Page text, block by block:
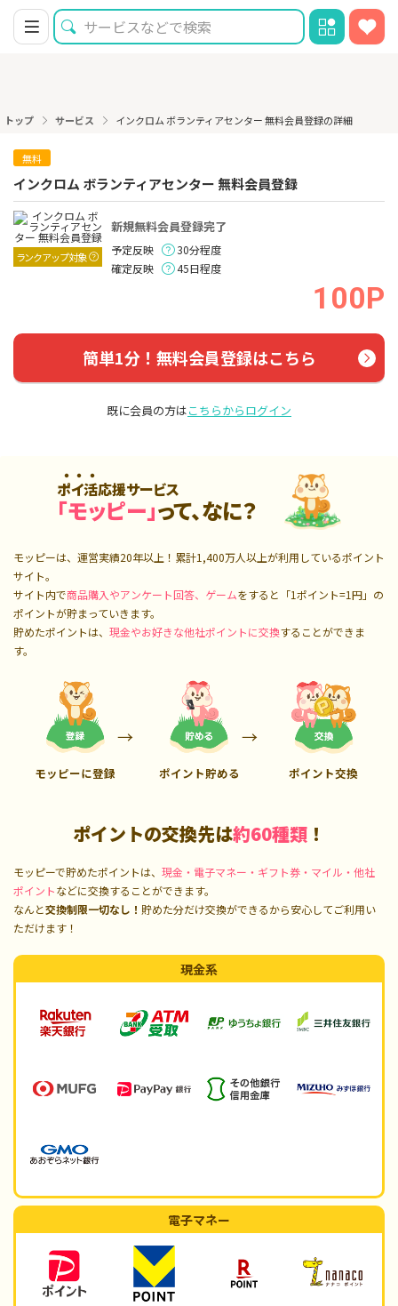
トップ サービス インクロム ボランティアセンター 無料会員登録の詳細
無料
インクロム ボランティアセンター 無料会員登録
ランクアップ対象
新規無料会員登録完了
予定反映
30分程度
確定反映
45日程度
100P
簡単1分！無料会員登録はこちら
既に会員の方はこちらからログイン
ポイ活応援サービス
「モッピー」って、なに？
モッピーは、運営実績20年以上！累計1,400万人以上が利用しているポイント
サイト。
サイト内で商品購入やアンケート回答、ゲームをすると「1ポイント=1円」の
ポイントが貯まっていきます。
貯めたポイントは、 現金やお好きな他社ポイントに交換することができま
す。
モッピーに登録 ポイント貯める ポイント交換
ポイントの交換先は約60種類 ！
モッピーで貯めたポイントは、 現金・電子マネー・ギフト券・マイル・他社
ポイントなどに交換することができます。
なんと交換制限一切なし！ 貯めた分だけ交換ができるから安心してご利用い
ただけます！
現金系
電子マネー